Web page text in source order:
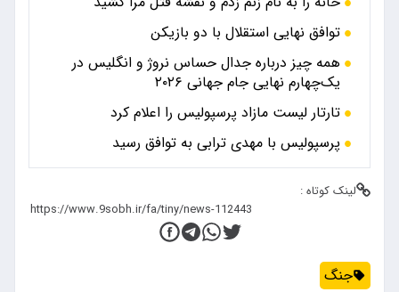
توافق نهایی استقلال با دو بازیکن
همه چیز درباره جدال حساس نروژ و انگلیس در
یک‌چهارم نهایی جام جهانی ۲۰۲۶
تارتار لیست مازاد پرسپولیس را اعلام کرد
پرسپولیس با مهدی ترابی به توافق رسید
لینک کوتاه :
جنگ